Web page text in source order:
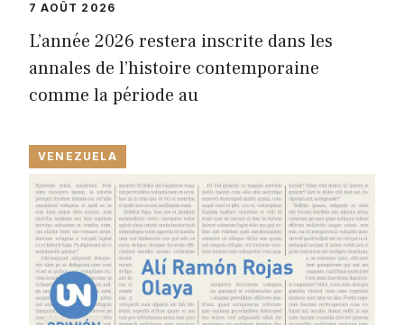
7 AOÛT 2026
L’année 2026 restera inscrite dans les
annales de l’histoire contemporaine
comme la période au
VENEZUELA